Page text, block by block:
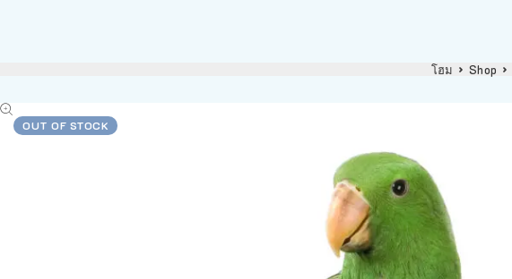
โฮม Shop
OUT OF STOCK